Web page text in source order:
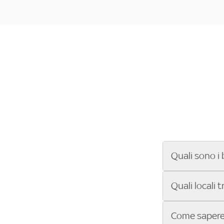
Quali sono i
Se cerchi un
ENILIVE, la
Sky Bar ti
Quali locali
Vuoi sapere
Come